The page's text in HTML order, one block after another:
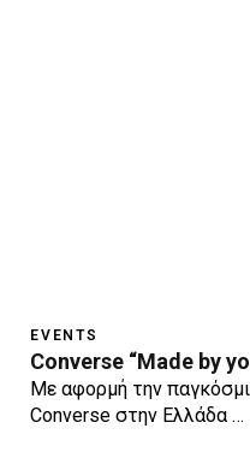
EVENTS
Converse “Made by
Με αφορμή την
Converse στην Ελλάδα …